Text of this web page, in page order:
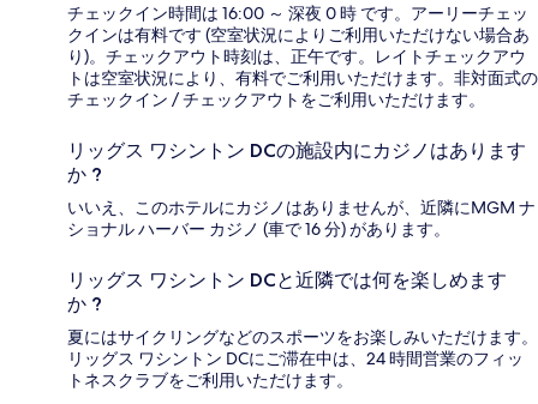
チェックイン時間は 16:00 ～ 深夜 0 時 です。アーリーチェッ
クインは有料です (空室状況によりご利用いただけない場合あ
り)。チェックアウト時刻は、正午です。レイトチェックアウ
トは空室状況により、有料でご利用いただけます。非対面式の
チェックイン / チェックアウトをご利用いただけます。
リッグス ワシントン DCの施設内にカジノはあります
か ?
いいえ、このホテルにカジノはありませんが、近隣にMGM ナ
ショナル ハーバー カジノ (車で 16 分) があります。
リッグス ワシントン DCと近隣では何を楽しめます
か ?
夏にはサイクリングなどのスポーツをお楽しみいただけます。
リッグス ワシントン DCにご滞在中は、24 時間営業のフィッ
トネスクラブをご利用いただけます。